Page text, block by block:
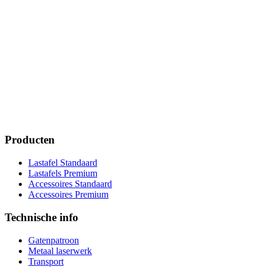
Producten
Lastafel Standaard
Lastafels Premium
Accessoires Standaard
Accessoires Premium
Technische info
Gatenpatroon
Metaal laserwerk
Transport